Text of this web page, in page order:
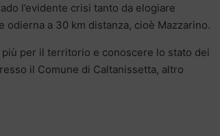
l’evidente crisi tanto da elogiare
a 30 km distanza, cioè Mazzarino.
per il territorio e conoscere lo stato dei
il Comune di Caltanissetta, altro